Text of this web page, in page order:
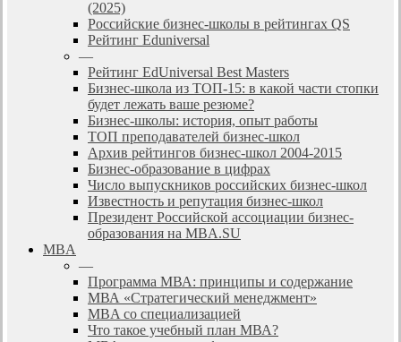
(2025)
Российские бизнес-школы в рейтингах QS
Рейтинг Eduniversal
—
Рейтинг EdUniversal Best Masters
Бизнес-школа из ТОП-15: в какой части стопки
будет лежать ваше резюме?
Бизнес-школы: история, опыт работы
ТОП преподавателей бизнес-школ
Архив рейтингов бизнес-школ 2004-2015
Бизнес-образование в цифрах
Число выпускников российских бизнес-школ
Известность и репутация бизнес-школ
Президент Российской ассоциации бизнес-
образования на MBA.SU
MBA
—
Программа МВА: принципы и содержание
МВА «Cтратегический менеджмент»
MBA со специализацией
Что такое учебный план МВА?